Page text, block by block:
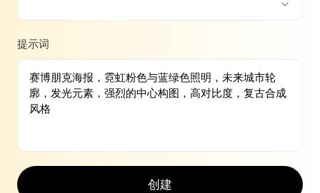
提示词
创建